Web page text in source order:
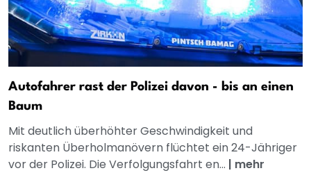
Autofahrer rast der Polizei davon - bis an einen
Baum
Mit deutlich überhöhter Geschwindigkeit und
riskanten Überholmanövern flüchtet ein 24-Jähriger
vor der Polizei. Die Verfolgungsfahrt en... | mehr